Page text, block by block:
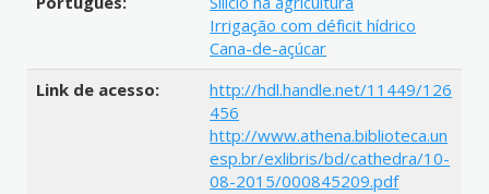
Irrigação com déficit hídrico
Cana-de-açúcar
Link de acesso:
http://hdl.handle.net/11449/126
456
http://www.athena.biblioteca.un
esp.br/exlibris/bd/cathedra/10-
08-2015/000845209.pdf